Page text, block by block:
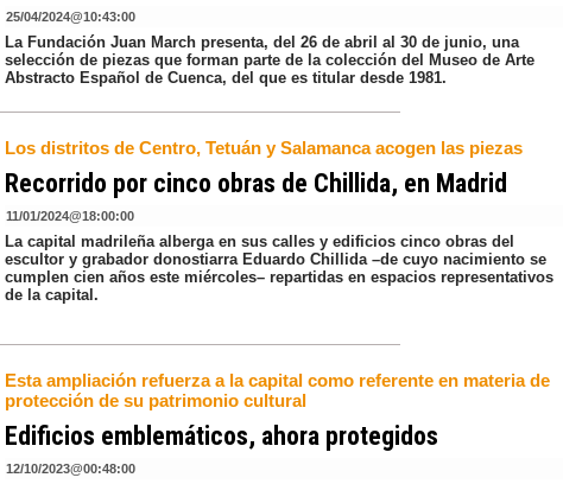
25/04/2024@10:43:00
La Fundación Juan March presenta, del 26 de abril al 30 de junio, una
selección de piezas que forman parte de la colección del Museo de Arte
Abstracto Español de Cuenca, del que es titular desde 1981.
Los distritos de Centro, Tetuán y Salamanca acogen las piezas
Recorrido por cinco obras de Chillida, en Madrid
11/01/2024@18:00:00
La capital madrileña alberga en sus calles y edificios cinco obras del
escultor y grabador donostiarra Eduardo Chillida –de cuyo nacimiento se
cumplen cien años este miércoles– repartidas en espacios representativos
de la capital.
Esta ampliación refuerza a la capital como referente en materia de
protección de su patrimonio cultural
Edificios emblemáticos, ahora protegidos
12/10/2023@00:48:00